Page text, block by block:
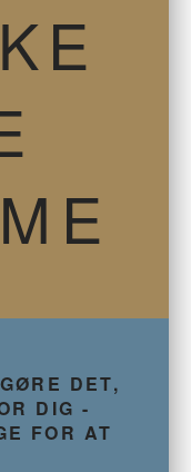
DET,
DIG -
FOR AT